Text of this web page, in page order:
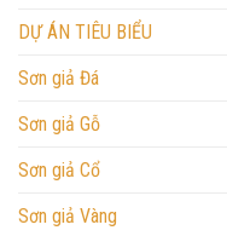
DỰ ÁN TIÊU BIỂU
Sơn giả Đá
Sơn giả Gỗ
Sơn giả Cổ
Sơn giả Vàng